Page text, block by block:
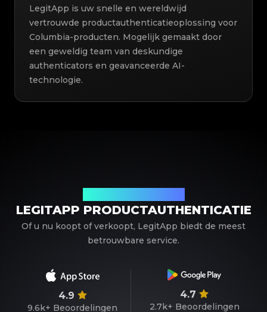
LegitApp is uw snelle en wereldwijd
vertrouwde productauthenticatieoplossing voor
Columbia-producten. Mogelijk gemaakt door
een geweldig team van deskundige
authenticators en geavanceerde AI-
technologie.
LEGITAPP PRODUCTAUTHENTICATIE
Of u nu koopt of verkoopt, LegitApp biedt de meest
betrouwbare service.
4.9
9.6k+ Beoordelingen
4.7
2.7k+ Beoordelingen